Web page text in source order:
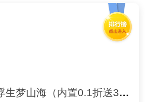
浮生梦山海（内置0.1折送3280）